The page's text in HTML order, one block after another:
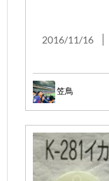
2016/11/16
笠鳥